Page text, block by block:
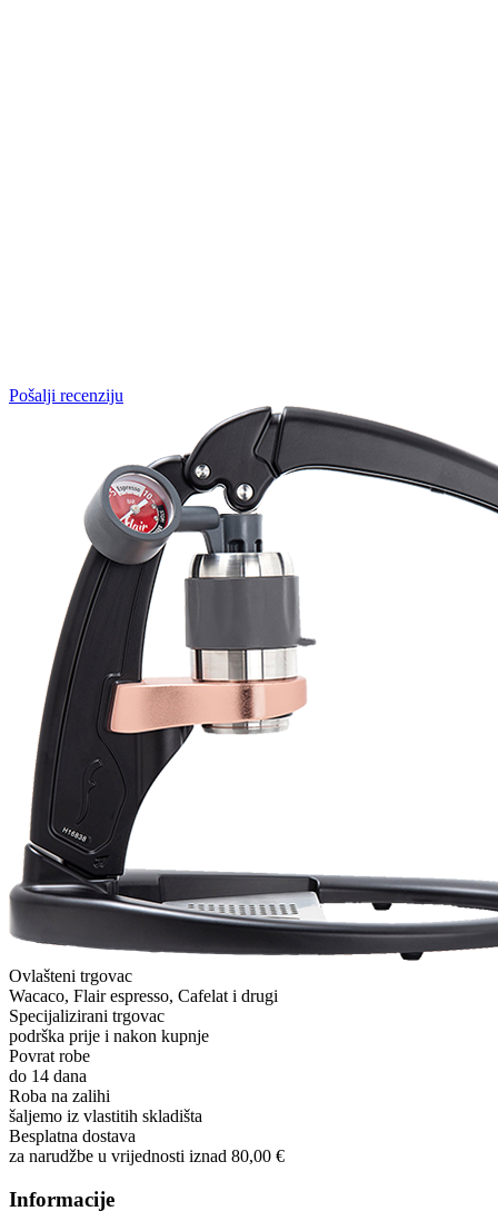
Pošalji recenziju
Ovlašteni trgovac
Wacaco, Flair espresso, Cafelat i drugi
Specijalizirani trgovac
podrška prije i nakon kupnje
Povrat robe
do 14 dana
Roba na zalihi
šaljemo iz vlastitih skladišta
Besplatna dostava
za narudžbe u vrijednosti iznad 80,00 €
Informacije